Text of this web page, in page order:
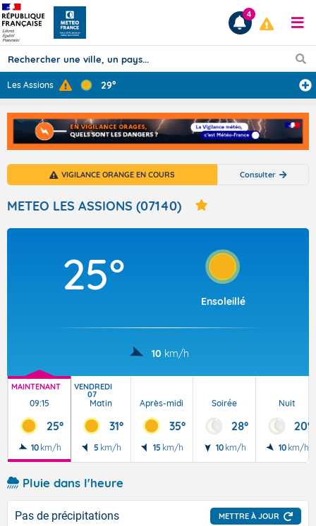
Prévisions
TOUS LES RÉSULTATS
Articles
4
Les Assions 29°
VIGILANCE ORANGE EN COURS Consulter
METEO LES ASSIONS (07140)
25°
Ensoleillé
10 km/h
MAINTENANT
09:15
25°
10 km/h
VENDREDI
07
Matin
31°
5 km/h
Après-midi
35°
15 km/h
Soirée
28°
10 km/h
Nuit
20°
10 km/h
Pluie dans l'heure
Pas de précipitations METTRE À JOUR